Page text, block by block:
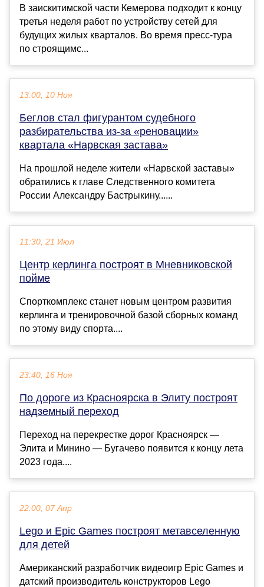
В заискитимской части Кемерова подходит к концу
третья неделя работ по устройству сетей для
будущих жилых кварталов. Во время пресс-тура
по строящимс...
13:00, 10 Ноя
Беглов стал фигурантом судебного
разбирательства из-за «реновации»
квартала «Нарвская застава»
На прошлой неделе жители «Нарвской заставы»
обратились к главе Следственного комитета
России Александру Бастрыкину......
11:30, 21 Июл
Центр керлинга построят в Мневниковской
пойме
Спорткомплекс станет новым центром развития
керлинга и тренировочной базой сборных команд
по этому виду спорта....
23:40, 16 Ноя
По дороге из Красноярска в Элиту построят
надземный переход
Переход на перекрестке дорог Красноярск —
Элита и Минино — Бугачево появится к концу лета
2023 года....
22:00, 07 Апр
Lego и Epic Games построят метавселенную
для детей
Американский разработчик видеоигр Epic Games и
датский производитель конструкторов Lego